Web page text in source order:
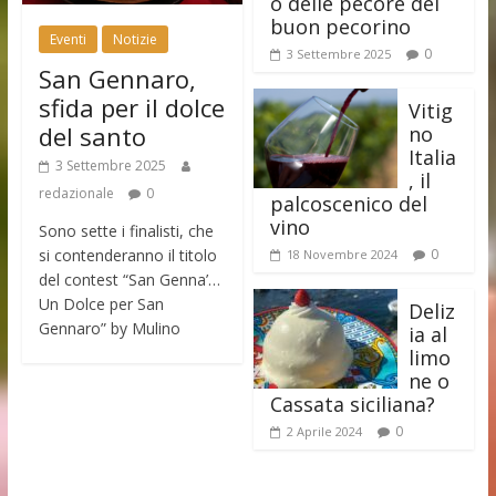
Eventi Notizie
San Gennaro,
sfida per il dolce
del santo
3 Settembre 2025
redazionale
0
Sono sette i finalisti, che
si contenderanno il titolo
del contest “San Genna’…
Un Dolce per San
Gennaro” by Mulino
buon pecorino
3 Settembre 2025 0
Vitig
no
Italia
, il
palcoscenico del
vino
18 Novembre 2024 0
Deliz
ia al
limo
ne o
Cassata siciliana?
2 Aprile 2024 0